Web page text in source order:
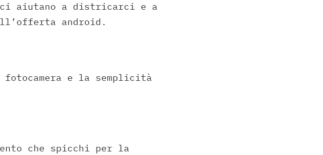
ci aiutano a districarci e a
android.
e la semplicità
che spicchi per la